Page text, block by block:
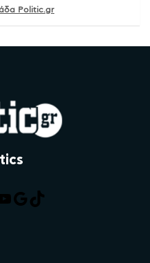
Politic.gr
Google
TikTok